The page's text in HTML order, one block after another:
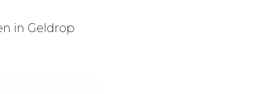
in Geldrop